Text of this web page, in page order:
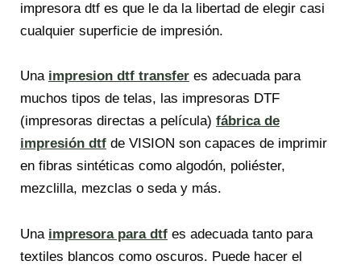
impresora dtf es que le da la libertad de elegir casi
cualquier superficie de impresión.
Una impresion dtf transfer es adecuada para
muchos tipos de telas, las impresoras DTF
(impresoras directas a película) fábrica de
impresión dtf de VISION son capaces de imprimir
en fibras sintéticas como algodón, poliéster,
mezclilla, mezclas o seda y más.
Una impresora para dtf es adecuada tanto para
textiles blancos como oscuros. Puede hacer el